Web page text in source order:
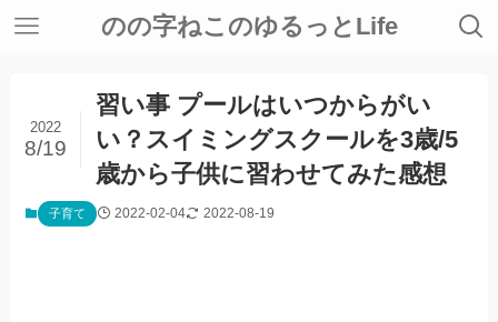
のの字ねこのゆるっとLife
習い事 プールはいつからがい
い？スイミングスクールを3歳/5
歳から子供に習わせてみた感想
2022
8/19
子育て 2022-02-04 2022-08-19